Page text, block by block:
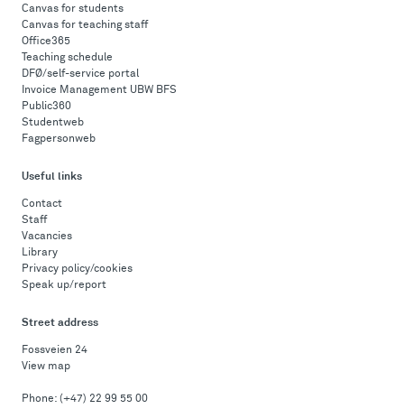
Canvas for students
Canvas for teaching staff
Office365
Teaching schedule
DFØ/self-service portal
Invoice Management UBW BFS
Public360
Studentweb
Fagpersonweb
Useful links
Contact
Staff
Vacancies
Library
Privacy policy/cookies
Speak up/report
Street address
Fossveien 24
View map
Phone: (+47) 22 99 55 00